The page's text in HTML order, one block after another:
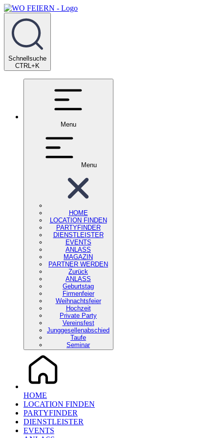
Schnellsuche
CTRL+K
Menu
Menu
HOME
LOCATION FINDEN
PARTYFINDER
DIENSTLEISTER
EVENTS
ANLASS
MAGAZIN
PARTNER WERDEN
Zurück
ANLASS
Geburtstag
Firmenfeier
Weihnachtsfeier
Hochzeit
Private Party
Vereinsfest
Junggesellenabschied
Taufe
Seminar
HOME
LOCATION FINDEN
PARTYFINDER
DIENSTLEISTER
EVENTS